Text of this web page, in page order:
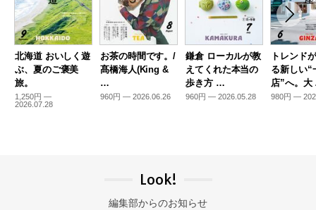
北海道 おいしく遊
ぶ、夏のご褒美
旅。
1,250円 —
2026.07.28
お茶の時間です。/
髙橋海人(King &
…
960円 — 2026.06.26
鎌倉 ローカルが教
えてくれた本当の
歩き方 …
960円 — 2026.05.28
トレンド
る新しい“
店”へ。
980円 —
Look!
編集部からのお知らせ